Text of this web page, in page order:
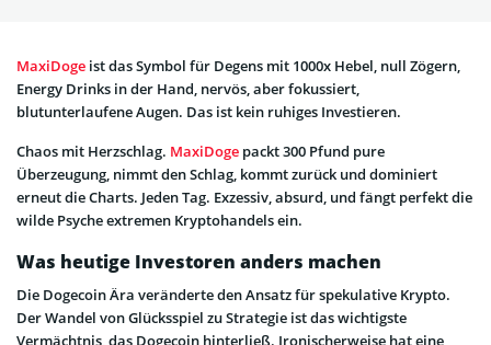
MaxiDoge ist das Symbol für Degens mit 1000x Hebel, null Zögern,
Energy Drinks in der Hand, nervös, aber fokussiert,
blutunterlaufene Augen. Das ist kein ruhiges Investieren.
Chaos mit Herzschlag. MaxiDoge packt 300 Pfund pure
Überzeugung, nimmt den Schlag, kommt zurück und dominiert
erneut die Charts. Jeden Tag. Exzessiv, absurd, und fängt perfekt die
wilde Psyche extremen Kryptohandels ein.
Was heutige Investoren anders machen
Die Dogecoin Ära veränderte den Ansatz für spekulative Krypto.
Der Wandel von Glücksspiel zu Strategie ist das wichtigste
Vermächtnis, das Dogecoin hinterließ. Ironischerweise hat eine